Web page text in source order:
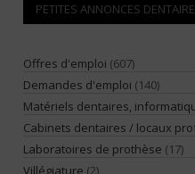
PETITES ANNONCES
Offres d'emploi (607)
Demandes d'emploi (140)
Matériels dentaires,
Cabinets dentaires / locaux
Laboratoires de prothèse (17)
Villégiature (2)